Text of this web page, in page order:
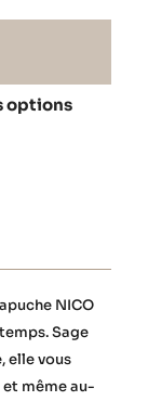
options
NICO
Sage
elle vous
même au-